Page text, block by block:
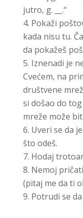
jutro, g. __.“
Pokaži
kada nisu tu.
da pokažeš
Iznenadi je
Cvećem, na
društvene
si došao do
mreže može
Uveri se da
što odeš.
Hodaj
Nemoj
(pitaj me da ti
Potrudi se